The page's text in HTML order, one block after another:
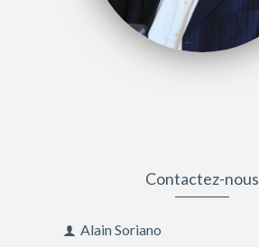
Contactez-nous
Alain Soriano